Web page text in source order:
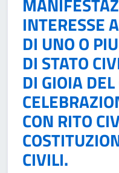
INTERESSE
DI UNO O
DI STATO
DI GIOIA
CON RITO
CIVILI.